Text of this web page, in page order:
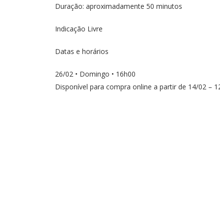
Duração: aproximadamente 50 minutos
Indicação Livre
Datas e horários
26/02 • Domingo • 16h00
Disponível para compra online a partir de 14/02 –